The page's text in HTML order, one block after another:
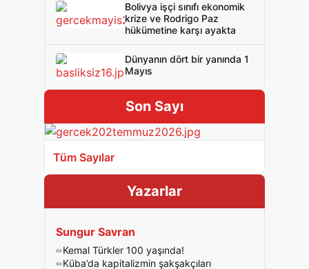
Bolivya işçi sınıfı ekonomik
krize ve Rodrigo Paz
hükümetine karşı ayakta
Dünyanın dört bir yanında 1
Mayıs
Son Sayı
Tüm Sayılar
Yazarlar
Sungur Savran
Kemal Türkler 100 yaşında!
Küba’da kapitalizmin şakşakçıları